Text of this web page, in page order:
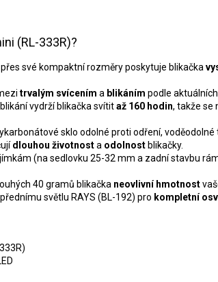
(RL-333R)?
přes své kompaktní rozměry poskytuje blikačka
trvalým svícením a blikáním podle
vydrží blikačka svítitaž 160 hodin, takže se
sklo odolné proti odření,
dlouhou životnosta odolnost blikačky.
(na sedlovku 25-32 mm a zadní stavbu
40 gramů blikačka neovlivní hmotnost
světlu RAYS (BL-192) pro kompletní